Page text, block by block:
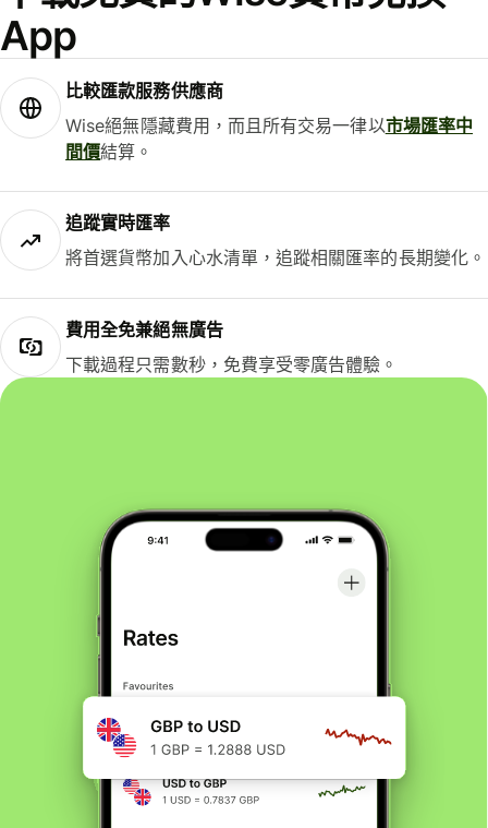
App
比較匯款服務供應商
Wise絕無隱藏費用，而且所有交易一律以市場匯率中
間價結算。
追蹤實時匯率
將首選貨幣加入心水清單，追蹤相關匯率的長期變化。
費用全免兼絕無廣告
下載過程只需數秒，免費享受零廣告體驗。